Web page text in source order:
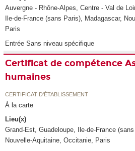
Auvergne - Rhône-Alpes, Centre - Val de
Ile-de-France (sans Paris), Madagascar,
Paris
Entrée Sans niveau spécifique
Certificat de compétence
humaines
CERTIFICAT D'ÉTABLISSEMENT
À la carte
Lieu(x)
Grand-Est, Guadeloupe, Ile-de-France
Nouvelle-Aquitaine, Occitanie, Paris